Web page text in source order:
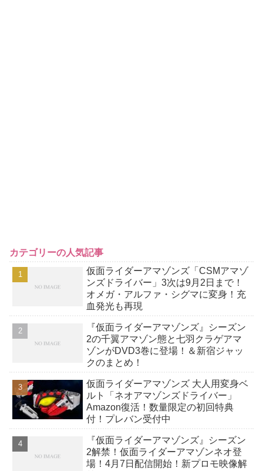
カテゴリーの人気記事
仮面ライダーアマゾンズ「CSMアマゾ
ンズドライバー」3次は9月2日まで！
オメガ・アルファ・シグマに変身！充
血発光も再現
『仮面ライダーアマゾンズ』シーズン
2の千翼アマゾン態と七羽クラゲアマ
ゾンがDVD3巻に登場！＆新宿ジャッ
クのまとめ！
仮面ライダーアマゾンズ 大人用変身ベ
ルト「ネオアマゾンズドライバー」
Amazon復活！数量限定の初回特典
付！プレバン受付中
『仮面ライダーアマゾンズ』シーズン
2解禁！仮面ライダーアマゾンネオ登
場！4月7日配信開始！新プロモ映像解